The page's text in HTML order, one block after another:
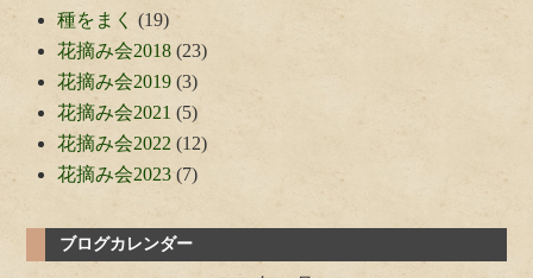
種をまく (19)
花摘み会2018 (23)
花摘み会2019 (3)
花摘み会2021 (5)
花摘み会2022 (12)
花摘み会2023(7)
ブログカレンダー